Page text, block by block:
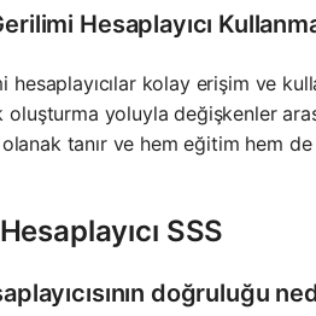
Hesaplayıcı
kolay erişim ve
yoluyla değişkenler
olanak tanır ve hem eğitim hem
SSS
doğruluğu